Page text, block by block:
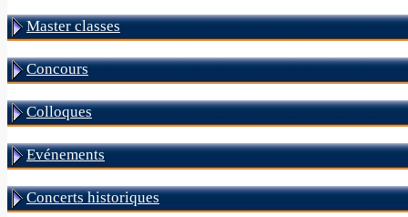
Master classes
Concours
Colloques
Evénements
Concerts historiques